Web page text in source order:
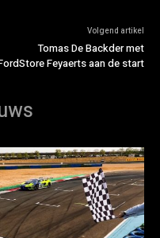
Volgend artikel
Tomas De Backder met
Feyaerts aan de start